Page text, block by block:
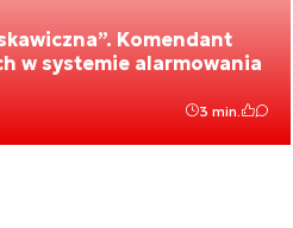
Komendant
w systemie alarmowania
3 min.